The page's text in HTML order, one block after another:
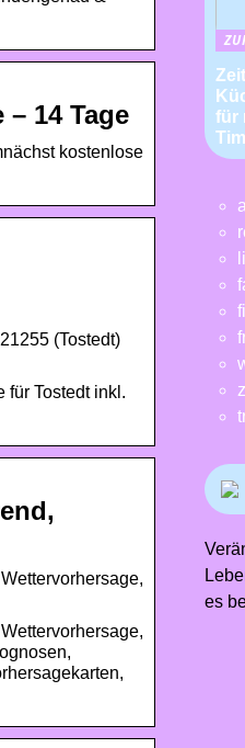
14 Tage
kostenlose
(Tostedt)
für Tostedt inkl.
für
es